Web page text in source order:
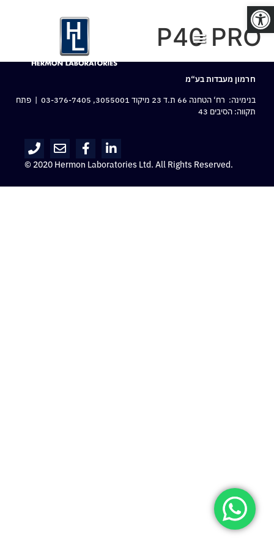
פתח סרגל נגישות
P40 PRO
חרמון מעבדות בע“מ
בנימינה: רח‘ הטחנה 66 ת.ד 23 מיקוד 3055001,
03-376-7405 | פתח
תקווה: הסיבים 43
© 2020 Hermon Laboratories Ltd. All Rights Reserved.